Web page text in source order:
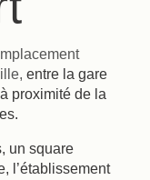
entre la gare
proximité de la
un square
l’établissement